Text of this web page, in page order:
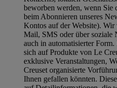
beworben werden, wenn Sie
beim Abonnieren unseres
Kontos auf der Website).
Mail, SMS oder über soziale
auch in automatisierter
sich auf Produkte von Le
exklusive Veranstaltungen,
Creuset organisierte
Ihnen gefallen könnten.